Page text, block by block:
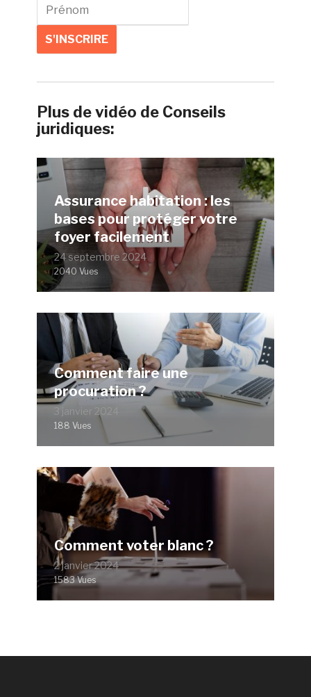
Plus de vidéo de Conseils
juridiques:
Assurance habitation : les
bases pour protéger votre
foyer facilement
24 septembre 2024
2040 Vues
Comment faire une
procuration ?
3 janvier 2024
188 Vues
Comment voter blanc ?
2 janvier 2024
1583 Vues